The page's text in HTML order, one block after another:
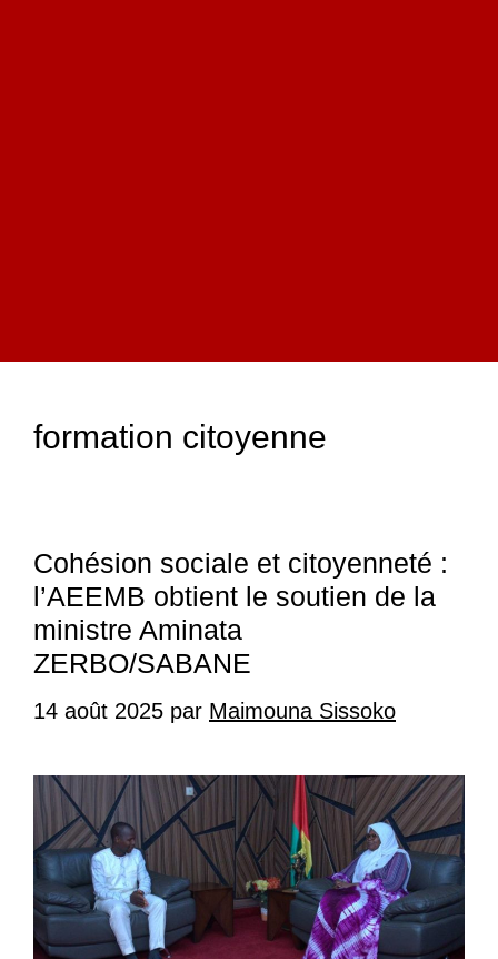
formation citoyenne
Cohésion sociale et citoyenneté :
l’AEEMB obtient le soutien de la
ministre Aminata
ZERBO/SABANE
14 août 2025 par Maimouna Sissoko